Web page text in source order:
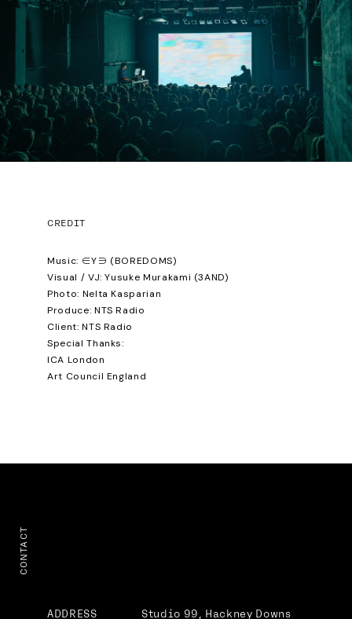
CREDIT
Music: ∈Y∋ (BOREDOMS)
Visual / VJ: Yusuke Murakami (3AND)
Photo: Nelta Kasparian
Produce: NTS Radio
Client: NTS Radio
Special Thanks:
ICA London
Art Council England
CONTACT
ADDRESS Studio 99, Hackney Downs